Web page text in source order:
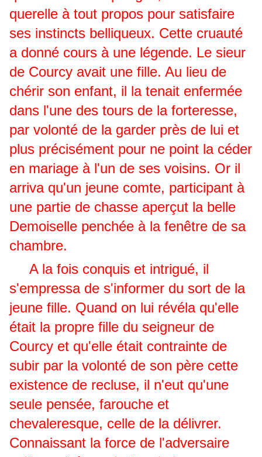
querelle à tout propos pour satisfaire
ses instincts belliqueux. Cette cruauté
a donné cours à une légende. Le sieur
de Courcy avait une fille. Au lieu de
chérir son enfant, il la tenait enfermée
dans l'une des tours de la forteresse,
par volonté de la garder près de lui et
plus précisément pour ne point la céder
en mariage à l'un de ses voisins. Or il
arriva qu'un jeune comte, participant à
une partie de chasse aperçut la belle
Demoiselle penchée à la fenêtre de sa
chambre.
A la fois conquis et intrigué, il
s'empressa de s'informer du sort de la
jeune fille. Quand on lui révéla qu'elle
était la propre fille du seigneur de
Courcy et qu'elle était contrainte de
subir par la volonté de son père cette
existence de recluse, il n'eut qu'une
seule pensée, farouche et
chevaleresque, celle de la délivrer.
Connaissant la force de l'adversaire